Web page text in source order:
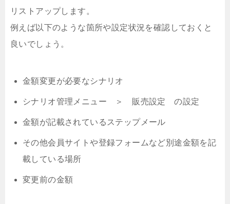
リストアップします。
例えば以下のような箇所や設定状況を確認しておくと
良いでしょう。
金額変更が必要なシナリオ
シナリオ管理メニュー ＞ 販売設定 の設定
金額が記載されているステップメール
その他会員サイトや登録フォームなど別途金額を記
載している場所
変更前の金額